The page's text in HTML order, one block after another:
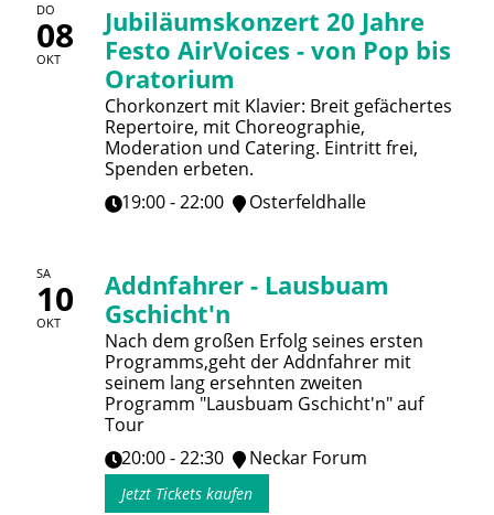
DO
08
OKT
Jubiläumskonzert 20 Jahre
Festo AirVoices - von Pop bis
Oratorium
Chorkonzert mit Klavier: Breit gefächertes
Repertoire, mit Choreographie,
Moderation und Catering. Eintritt frei,
Spenden erbeten.
19:00 - 22:00
Osterfeldhalle
SA
10
OKT
Addnfahrer - Lausbuam
Gschicht'n
Nach dem großen Erfolg seines ersten
Programms,geht der Addnfahrer mit
seinem lang ersehnten zweiten
Programm "Lausbuam Gschicht'n" auf
Tour
20:00 - 22:30
Neckar Forum
Jetzt Tickets kaufen